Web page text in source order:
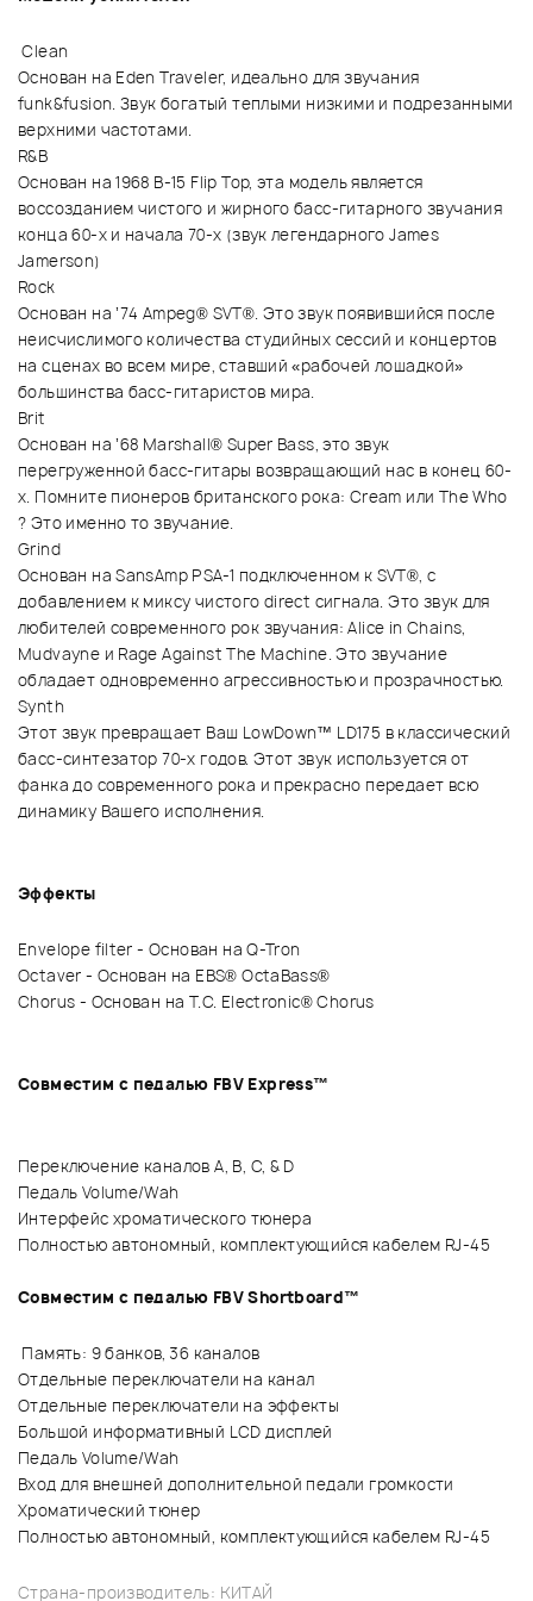
Clean
Основан на Eden Traveler, идеально для звучания
funk&fusion. Звук богатый теплыми низкими и подрезанными
верхними частотами.
R&B
Основан на 1968 B-15 Flip Top, эта модель является
воссозданием чистого и жирного басс-гитарного звучания
конца 60-х и начала 70-х (звук легендарного James
Jamerson)
Rock
Основан на ’74 Ampeg® SVT®. Это звук появившийся после
неисчислимого количества студийных сессий и концертов
на сценах во всем мире, ставший «рабочей лошадкой»
большинства басс-гитаристов мира.
Brit
Основан на ’68 Marshall® Super Bass, это звук
перегруженной басс-гитары возвращающий нас в конец 60-
х. Помните пионеров британского рока: Cream или The Who
? Это именно то звучание.
Grind
Основан на SansAmp PSA-1 подключенном к SVT®, с
добавлением к миксу чистого direct сигнала. Это звук для
любителей современного рок звучания: Alice in Chains,
Mudvayne и Rage Against The Machine. Это звучание
обладает одновременно агрессивностью и прозрачностью.
Synth
Этот звук превращает Ваш LowDown™ LD175 в классический
басс-синтезатор 70-х годов. Этот звук используется от
фанка до современного рока и прекрасно передает всю
динамику Вашего исполнения.
Эффекты
Envelope filter - Основан на Q-Tron
Octaver - Основан на EBS® OctaBass®
Chorus - Основан на T.C. Electronic® Chorus
Совместим с педалью FBV Express™
Переключение каналов A, B, C, & D
Педаль Volume/Wah
Интерфейс хроматического тюнера
Полностью автономный, комплектующийся кабелем RJ-45
Совместим с педалью FBV Shortboard™
Память: 9 банков, 36 каналов
Отдельные переключатели на канал
Отдельные переключатели на эффекты
Большой информативный LCD дисплей
Педаль Volume/Wah
Вход для внешней дополнительной педали громкости
Хроматический тюнер
Полностью автономный, комплектующийся кабелем RJ-45
Страна-производитель: КИТАЙ